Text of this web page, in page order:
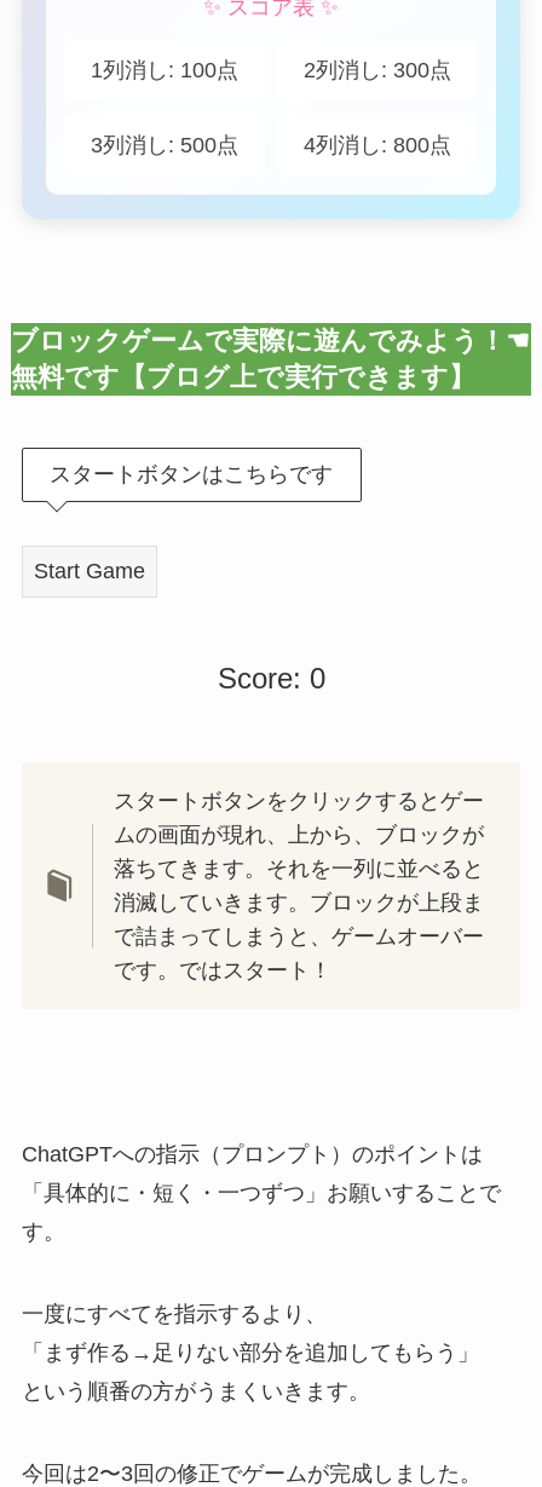
✨ スコア表 ✨
1列消し: 100点 2列消し: 300点
3列消し: 500点 4列消し: 800点
ブロックゲームで実際に遊んでみよう！☚
無料です【ブログ上で実行できます】
スタートボタンはこちらです
Start Game
Score: 0
スタートボタンをクリックするとゲー
ムの画面が現れ、上から、ブロックが
落ちてきます。それを一列に並べると
消滅していきます。ブロックが上段ま
で詰まってしまうと、ゲームオーバー
です。ではスタート！
ChatGPTへの指示（プロンプト）のポイントは
「具体的に・短く・一つずつ」お願いすることで
す。
一度にすべてを指示するより、
「まず作る→足りない部分を追加してもらう」
という順番の方がうまくいきます。
今回は2〜3回の修正でゲームが完成しました。